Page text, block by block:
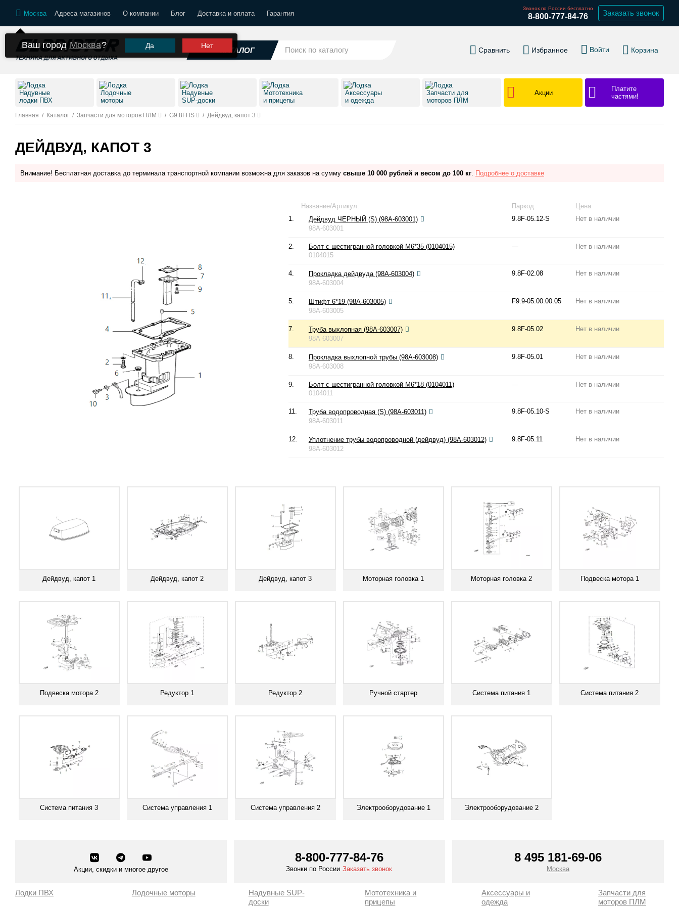
Москва Адреса магазинов О компании Блог Доставка и оплата Гарантия
Звонок по России бесплатно
8-800-777-84-76 Заказать звонок
КАТАЛОГ Сравнить Избранное Войти Корзина
Ваш городМосква? Да Нет
Надувные
лодки ПВХ
Лодочные
моторы
Надувные
SUP-доски
Мототехника
и прицепы
Аксессуары
и одежда
Запчасти для
моторов ПЛМ
Акции
Платите
частями!
Главная / Каталог / Запчасти для моторов ПЛМ / G9.8FHS / Дейдвуд, капот 3
ДЕЙДВУД, КАПОТ 3
Внимание! Бесплатная доставка до терминала транспортной компании возможна для заказов на сумму свыше 10 000 рублей и весом до 100 кг. Подробнее о доставке
Название/Артикул: Паркод
Цена
1.
Дейдвуд ЧЕРНЫЙ (S) (98A-603001)
98A-603001
9.8F-05.12-S Нет в наличии
2.
Болт с шестигранной головкой М6*35 (0104015)
0104015
— Нет в наличии
4.
Прокладка дейдвуда (98A-603004)
98A-603004
9.8F-02.08 Нет в наличии
5.
Штифт 6*19 (98A-603005)
98A-603005
F9.9-05.00.00.05 Нет в наличии
7.
Труба выхлопная (98A-603007)
98A-603007
9.8F-05.02 Нет в наличии
8.
Прокладка выхлопной трубы (98A-603008)
98A-603008
9.8F-05.01 Нет в наличии
9.
Болт с шестигранной головкой М6*18 (0104011)
0104011
— Нет в наличии
11.
Труба водопроводная (S) (98A-603011)
98A-603011
9.8F-05.10-S Нет в наличии
12.
Уплотнение трубы водопроводной (дейдвуд) (98A-603012)
98A-603012
9.8F-05.11 Нет в наличии
Дейдвуд, капот 1 Дейдвуд, капот 2 Дейдвуд, капот 3 Моторная головка 1 Моторная головка 2 Подвеска мотора 1
Подвеска мотора 2 Редуктор 1 Редуктор 2 Ручной стартер Система питания 1 Система питания 2
Система питания 3 Система управления 1 Система управления 2 Электрооборудование 1 Электрооборудование 2
Акции, скидки и многое другое
8-800-777-84-76
Звонки по России Заказать звонок
8 495 181-69-06
Москва
Лодки ПВХ Лодочные моторы
Надувные SUP-
доски
Мототехника и
прицепы
Аксессуары и
одежда
Запчасти для
моторов ПЛМ